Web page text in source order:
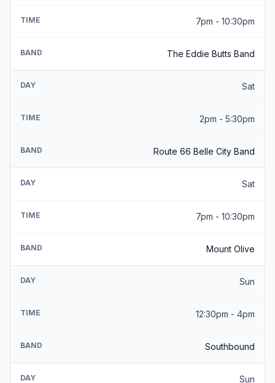
TIME 7pm - 10:30pm
BAND The Eddie Butts Band
DAY Sat
TIME 2pm - 5:30pm
BAND Route 66 Belle City Band
DAY Sat
TIME 7pm - 10:30pm
BAND Mount Olive
DAY Sun
TIME 12:30pm - 4pm
BAND Southbound
DAY Sun